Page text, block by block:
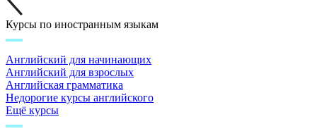
Курсы по иностранным языкам
Английский для начинающих
Английский для взрослых
Английская грамматика
Недорогие курсы английского
Ещё курсы